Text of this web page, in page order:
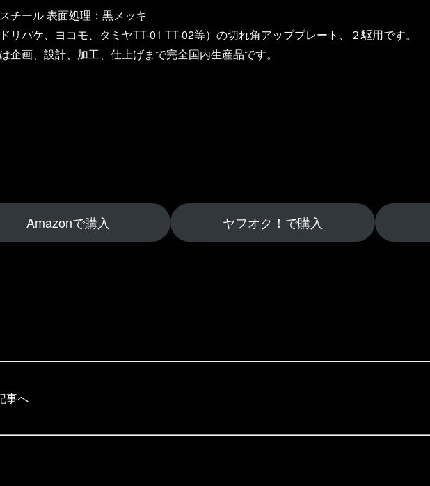
チール 表面処理：黒メッキ
リパケ、ヨコモ、タミヤTT-01 TT-02等）の切れ角アッププレート、２駆用です。
企画、設計、加工、仕上げまで完全国内生産品です。
Amazonで購入 ヤフオク！で購入
事へ